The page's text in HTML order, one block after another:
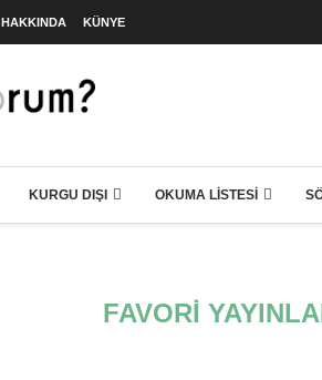
HAKKINDA KÜNYE
KURGU DIŞI OKUMA LISTESI
FAVORI